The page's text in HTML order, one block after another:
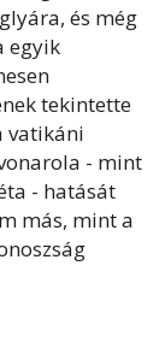
és még
egyik
tekintette
vatikáni
- mint
- hatását
más, mint a